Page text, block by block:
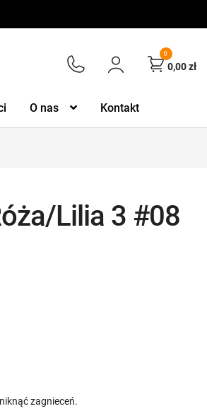
0
0,00zł
O nas Kontakt
Lilia 3 #08
zagnieceń.